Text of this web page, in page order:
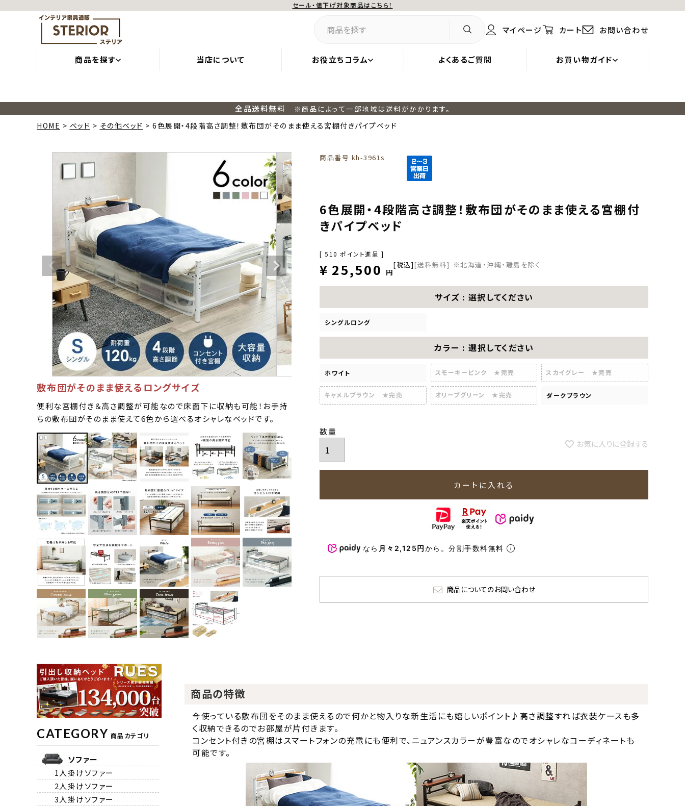
セール・値下げ対象商品はこちら！
マイページ カート お問い合わせ
商品を探す お役立ちコラム よくあるご質問 お買い物ガイド
全品送料無料
※商品によって一部地域は送料がかかります。
HOME
ベッド その他ベッド 6色展開・4段階高さ調整！敷布団がそのまま使える宮棚付きパイプベッド
敷布団がそのまま使えるロングサイズ
便利な宮棚付き＆高さ調整が可能なので床面下に収納も可能！お手持
ちの敷布団がそのまま使えて6色から選べるオシャレなベッドです。
商品番号 kh-3961s
6色展開・4段階高さ調整！敷布団がそのまま使える宮棚付
きパイプベッド
[ 510 ポイント進呈 ]
¥ 25,500 税込 [送料無料] ※北海道・沖縄・離島を除く
サイズ 選択してください
シングルロング
カラー 選択してください
ホワイト スモーキーピンク ★完売 スカイグレー ★完売
キャメルブラウン ★完売 オリーブグリーン ★完売 ダークブラウン
お気に入りに登録する
カートに入れる
なら 月々2,125円から。分割手数料無料
商品についてのお問い合わせ
CATEGORY 商品カテゴリ
ソファー
1人掛けソファー
2人掛けソファー
3人掛けソファー
商品の特徴
今使っている敷布団をそのまま使えるので何かと物入りな新生活にも嬉しいポイント♪高さ調整すれば衣装ケースも多
く収納できるのでお部屋が片付きます。
コンセント付きの宮棚はスマートフォンの充電にも便利で、ニュアンスカラーが豊富なのでオシャレなコーディネートも
可能です。